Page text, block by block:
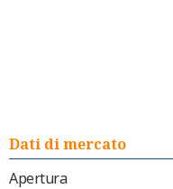
Dati di mercato
Apertura